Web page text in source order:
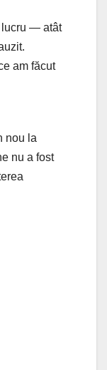
lucru — atât
am făcut
nou la
nu a fost